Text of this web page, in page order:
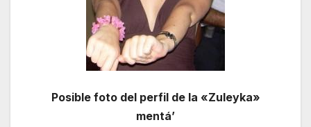
Posible foto del perfil de la «Zuleyka»
mentá’